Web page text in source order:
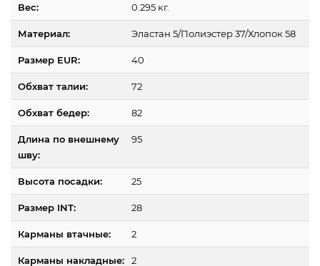
Вес: 0.295 кг.
Материал: Эластан 5/Полиэстер 37/Хлопок 58
Размер EUR: 40
Обхват талии: 72
Обхват бедер: 82
Длина по внешнему
шву:
95
Высота посадки: 25
Размер INT: 28
Карманы втачные: 2
Карманы накладные: 2